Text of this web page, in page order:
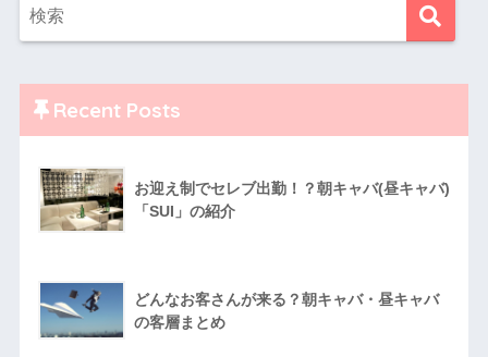
Recent Posts
お迎え制でセレブ出勤！？朝キャバ(昼キャバ)
「SUI」の紹介
どんなお客さんが来る？朝キャバ・昼キャバ
の客層まとめ